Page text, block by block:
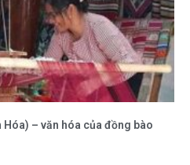
– văn hóa của đồng bào